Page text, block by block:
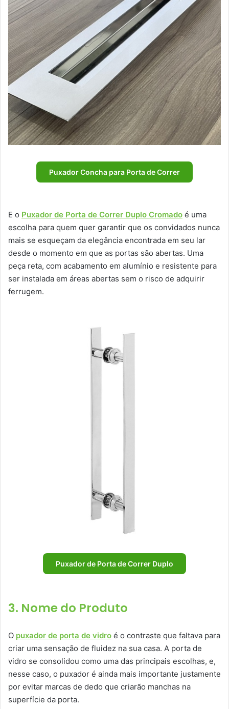
Puxador Concha para Porta de Correr
E o Puxador de Porta de Correr Duplo Cromado é uma
escolha para quem quer garantir que os convidados nunca
mais se esqueçam da elegância encontrada em seu lar
desde o momento em que as portas são abertas. Uma
peça reta, com acabamento em alumínio e resistente para
ser instalada em áreas abertas sem o risco de adquirir
ferrugem.
Puxador de Porta de Correr Duplo
3. Nome do Produto
O puxador de porta de vidro é o contraste que faltava para
criar uma sensação de fluidez na sua casa. A porta de
vidro se consolidou como uma das principais escolhas, e,
nesse caso, o puxador é ainda mais importante justamente
por evitar marcas de dedo que criarão manchas na
superfície da porta.